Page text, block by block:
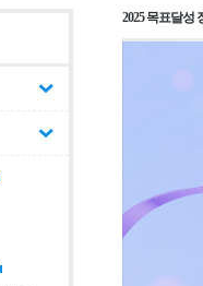
2025 목표달성